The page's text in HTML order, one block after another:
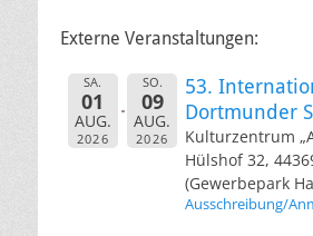
Externe Veranstaltungen:
SA.
01
AUG.
2026
SO.
09
AUG.
2026
53.
Dortmunder
Kulturzentrum
Hülshof 32,
(Gewerbepark
Ausschreibung/